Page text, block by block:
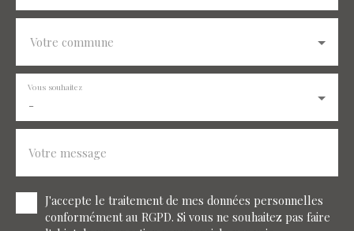
Votre commune
-
Vous souhaitez
Votre message
J'accepte le traitement de mes données personnelles
conformément au RGPD. Si vous ne souhaitez pas faire